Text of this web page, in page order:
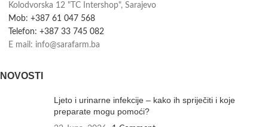
Kolodvorska 12 "TC Intershop", Sarajevo
Mob: +387 61 047 568
Telefon: +387 33 745 082
E mail: info@sarafarm.ba
NOVOSTI
Ljeto i urinarne infekcije – kako ih spriječiti i koje
preparate mogu pomoći?